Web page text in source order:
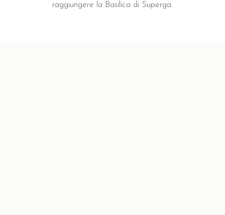
raggiungere la Basilica di Superga.